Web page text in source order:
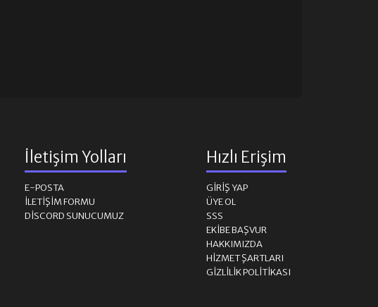
İletişim Yolları
E-POSTA
İLETIŞIM FORMU
DISCORD SUNUCUMUZ
Hızlı Erişim
GIRIŞ YAP
ÜYE OL
SSS
EKIBE BAŞVUR
HAKKIMIZDA
HIZMET ŞARTLARI
GIZLILIK POLITIKASI